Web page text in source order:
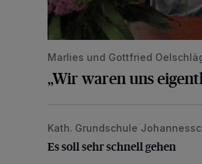
Marlies und Gottfried
„Wir waren uns
Es soll sehr schnell gehen
Kath. Grundschule
Es soll sehr schnell gehen